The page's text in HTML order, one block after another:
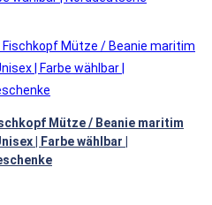
Mütze / Beanie maritim
| Farbe wählbar |